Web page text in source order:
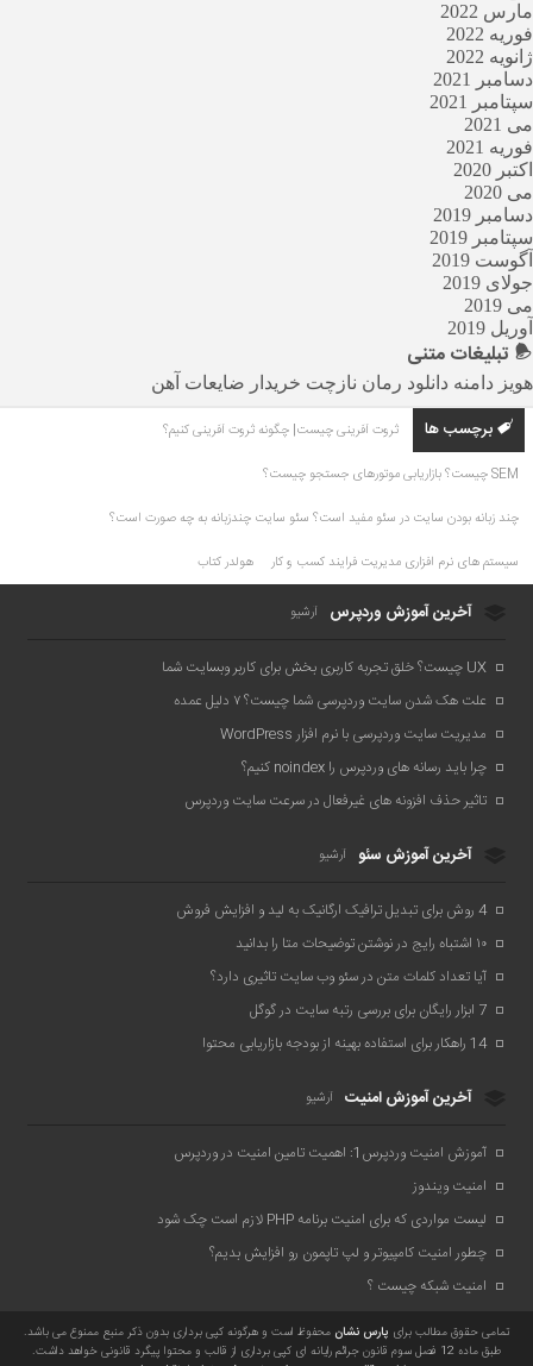
مارس 2022
فوریه 2022
ژانویه 2022
دسامبر 2021
سپتامبر 2021
می 2021
فوریه 2021
اکتبر 2020
می 2020
دسامبر 2019
سپتامبر 2019
آگوست 2019
جولای 2019
می 2019
آوریل 2019
تبلیغاتمتنی
هویز دامنه دانلود رمان نازچت خریدار ضایعات آهن
برچسب ها ثروت آفرینی چیست| چگونه ثروت آفرینی کنیم؟
SEM چیست؟ بازاریابی موتورهای جستجو چیست؟
چند زبانه بودن سایت در سئو مفید است؟ سئو سایت چندزبانه به چه صورت است؟
سیستم های نرم افزاری مدیریت فرایند کسب و کار هولدر کتاب
آخرین آموزش وردپرس آرشیو
UX چیست؟ خلق تجربه کاربری بخش برای کاربر وبسایت شما
علت هک شدن سایت وردپرسی شما چیست؟ ۷ دلیل عمده
مدیریت سایت وردپرسی با نرم افزار WordPress
چرا باید رسانه های وردپرس را noindex کنیم؟
تاثیر حذف افزونه های غیرفعال در سرعت سایت وردپرس
آخرین آموزش سئو آرشیو
4 روش برای تبدیل ترافیک ارگانیک به لید و افزایش فروش
۱۰ اشتباه رایج در نوشتن توضیحات متا را بدانید
آیا تعداد کلمات متن در سئو وب سایت تاثیری دارد؟
7 ابزار رایگان برای بررسی رتبه سایت در گوگل
14 راهکار برای استفاده بهینه از بودجه بازاریابی محتوا
آخرین آموزش امنیت آرشیو
آموزش امنیت وردپرس1: اهمیت تامین امنیت در وردپرس
امنیت ویندوز
لیست مواردی که برای امنیت برنامه PHP لازم است چک شود
چطور امنیت کامپیوتر و لپ تاپمون رو افزایش بدیم؟
امنیت شبکه چیست ؟
تمامی حقوق مطالب برای پارس نشان محفوظ است و هرگونه کپی برداری بدون ذکر منبع ممنوع می باشد.
طبق ماده 12 فصل سوم قانون جرائم رایانه ای کپی برداری از قالب و محتوا پیگرد قانونی خواهد داشت.